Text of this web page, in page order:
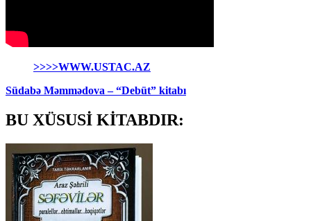
>>>>WWW.USTAC.AZ
Südabə Məmmədova – “Debüt” kitabı
BU XÜSUSİ KİTABDIR: